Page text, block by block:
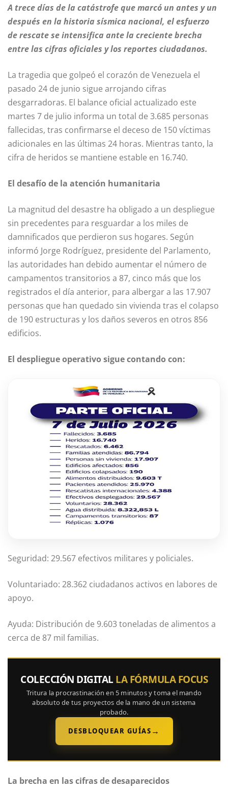
A trece días de la catástrofe que marcó un antes y un
después en la historia sísmica nacional, el esfuerzo
de rescate se intensifica ante la creciente brecha
entre las cifras oficiales y los reportes ciudadanos.
La tragedia que golpeó el corazón de Venezuela el
pasado 24 de junio sigue arrojando cifras
desgarradoras. El balance oficial actualizado este
martes 7 de julio informa un total de 3.685 personas
fallecidas, tras confirmarse el deceso de 150 víctimas
adicionales en las últimas 24 horas. Mientras tanto, la
cifra de heridos se mantiene estable en 16.740.
El desafío de la atención humanitaria
La magnitud del desastre ha obligado a un despliegue
sin precedentes para resguardar a los miles de
damnificados que perdieron sus hogares. Según
informó Jorge Rodríguez, presidente del Parlamento,
las autoridades han debido aumentar el número de
campamentos transitorios a 87, cinco más que los
registrados el día anterior, para albergar a las 17.907
personas que han quedado sin vivienda tras el colapso
de 190 estructuras y los daños severos en otros 856
edificios.
El despliegue operativo sigue contando con:
Seguridad: 29.567 efectivos militares y policiales.
Voluntariado: 28.362 ciudadanos activos en labores de
apoyo.
Ayuda: Distribución de 9.603 toneladas de alimentos a
cerca de 87 mil familias.
COLECCIÓN DIGITAL LA FÓRMULA FOCUS
Tritura la procrastinación en 5 minutos y toma el mando
absoluto de tus proyectos de la mano de un sistema
probado.
DESBLOQUEAR GUÍAS →
La brecha en las cifras de desaparecidos